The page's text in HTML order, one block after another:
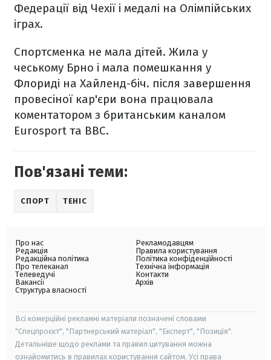
Федерації від Чехії і медалі на Олімпійських
іграх.
Спортсменка не мала дітей. Жила у
чеському Брно і мала помешкання у
Флориді на Хайленд-біч. після завершення
провесіної кар'єри вона працювала
коментатором з британським каналом
Eurosport та BBC.
Пов'язані теми:
СПОРТ ТЕНІС
Про нас
Редакція
Редакційна політика
Про телеканал
Телеведучі
Вакансії
Структура власності
Рекламодавцям
Правила користування
Політика конфіденційності
Технічна інформація
Контакти
Архів
Всі комерційні рекламні матеріали позначені словами
"Спецпроєкт", "Партнерський матеріал", "Експерт", "Позиція".
Детальніше щодо реклами та правил цитування можна
ознайомитись в правилах користування сайтом. Усі права